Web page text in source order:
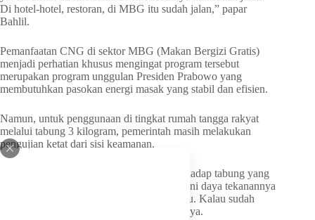
Di hotel-hotel, restoran, di MBG itu sudah jalan,” papar
Bahlil.
Pemanfaatan CNG di sektor MBG (Makan Bergizi Gratis)
menjadi perhatian khusus mengingat program tersebut
merupakan program unggulan Presiden Prabowo yang
membutuhkan pasokan energi masak yang stabil dan efisien.
Namun, untuk penggunaan di tingkat rumah tangga rakyat
melalui tabung 3 kilogram, pemerintah masih melakukan
pengujian ketat dari sisi keamanan.
“Tapi kan kita lagi melakukan uji coba terhadap tabung yang
3 kilogram untuk rakyat. Nah, 3 kilogram ini daya tekanannya
kan besar, 250 bar. Jadi ini harus dicek dulu. Kalau sudah
lolos uji, baru bisa kita (luncurkan),” jelasnya.